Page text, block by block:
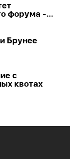
форума -
Брунее
с
квотах